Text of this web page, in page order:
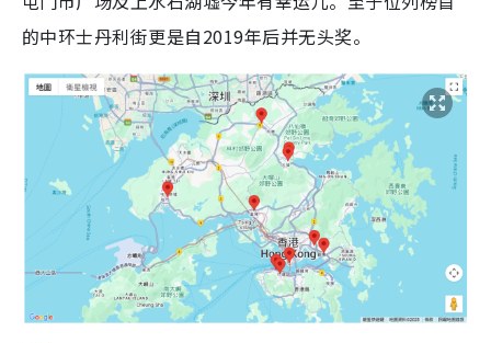
的中环士丹利街更是自2019年后并无头奖。